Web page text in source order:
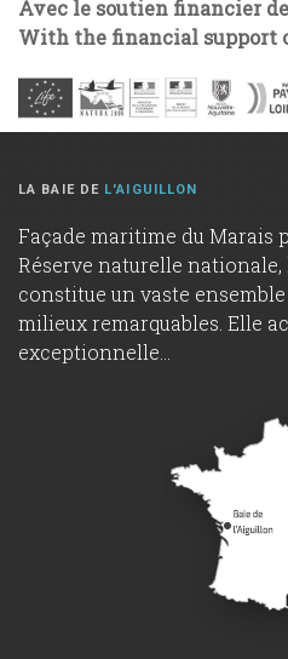
Avec le soutien financier
With the financial support
LA BAIE DE L'AIGUILLON
Façade maritime du Marais
Réserve naturelle nationale,
constitue un vaste
milieux remarquables. Elle
exceptionnelle...